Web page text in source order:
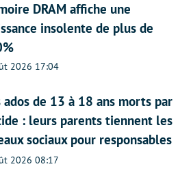
DRAM affiche une
insolente de plus de
2026 17:04
ados de 13 à 18 ans morts par
: leurs parents tiennent les
sociaux pour responsables
2026 08:17